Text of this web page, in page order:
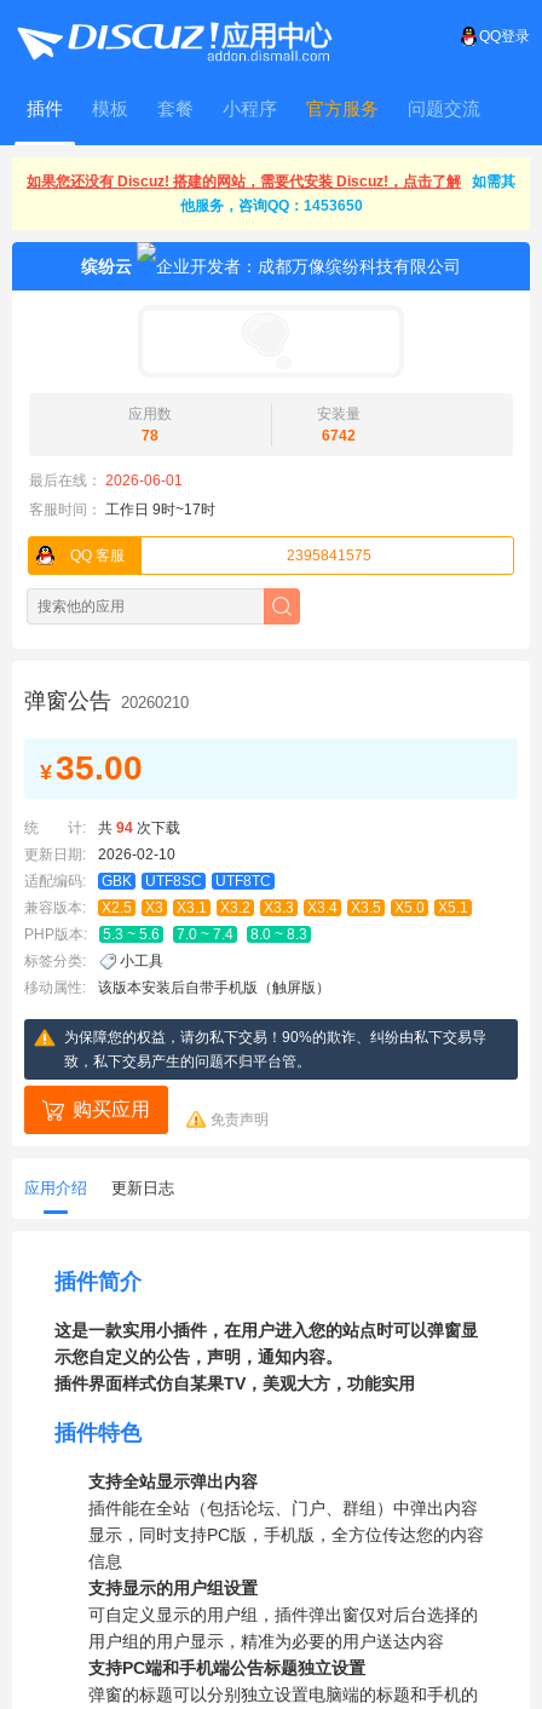
QQ登录
插件 模板 套餐 小程序 官方服务 问题交流
WitFrame
如果您还没有 Discuz! 搭建的网站，需要代安装 Discuz!，点击了解
如需其
他服务，咨询QQ：1453650
缤纷云
应用数
78
安装量
6742
最后在线： 2026-06-01
客服时间： 工作日 9时~17时
QQ 客服 2395841575
弹窗公告 20260210
¥35.00
统 计: 共 94 次下载
更新日期:
2026-02-10
适配编码:
GBK UTF8SC
UTF8TC
兼容版本:
X2.5 X3 X3.1 X3.2 X3.3 X3.4 X3.5 X5.0
X5.1
PHP版本:
5.3 ~ 5.6 7.0 ~ 7.4
8.0 ~ 8.3
标签分类:
小工具
移动属性:
该版本安装后自带手机版（触屏版）
为保障您的权益，请勿私下交易！90%的欺诈、纠纷由私下交易导
致，私下交易产生的问题不归平台管。
购买应用 免责声明
应用介绍 更新日志
插件简介
这是一款实用小插件，在用户进入您的站点时可以弹窗显
示您自定义的公告，声明，通知内容。
插件界面样式仿自某果TV，美观大方，功能实用
插件特色
支持全站显示弹出内容
插件能在全站（包括论坛、门户、群组）中弹出内容
显示，同时支持PC版，手机版，全方位传达您的内容
信息
支持显示的用户组设置
可自定义显示的用户组，插件弹出窗仅对后台选择的
用户组的用户显示，精准为必要的用户送达内容
支持PC端和手机端公告标题独立设置
弹窗的标题可以分别独立设置电脑端的标题和手机的